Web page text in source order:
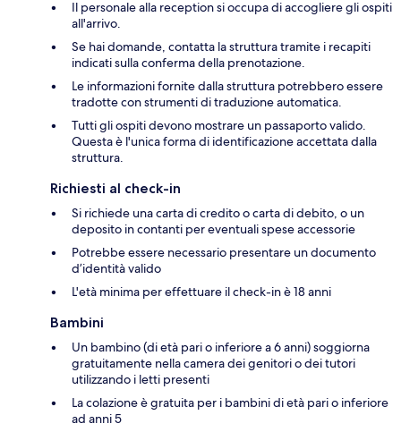
Il personale alla reception si occupa di accogliere gli ospiti
all'arrivo.
Se hai domande, contatta la struttura tramite i recapiti
indicati sulla conferma della prenotazione.
Le informazioni fornite dalla struttura potrebbero essere
tradotte con strumenti di traduzione automatica.
Tutti gli ospiti devono mostrare un passaporto valido.
Questa è l'unica forma di identificazione accettata dalla
struttura.
Richiesti al check-in
Si richiede una carta di credito o carta di debito, o un
deposito in contanti per eventuali spese accessorie
Potrebbe essere necessario presentare un documento
d’identità valido
L'età minima per effettuare il check-in è 18 anni
Bambini
Un bambino (di età pari o inferiore a 6 anni) soggiorna
gratuitamente nella camera dei genitori o dei tutori
utilizzando i letti presenti
La colazione è gratuita per i bambini di età pari o inferiore
ad anni 5